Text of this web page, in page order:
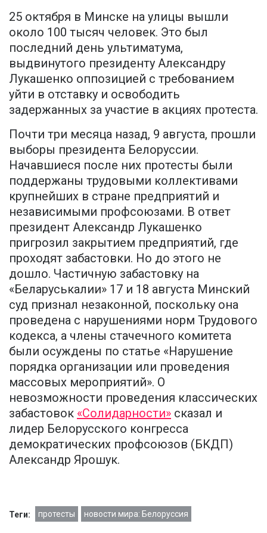
25 октября в Минске на улицы вышли
около 100 тысяч человек. Это был
последний день ультиматума,
выдвинутого президенту Александру
Лукашенко оппозицией с требованием
уйти в отставку и освободить
задержанных за участие в акциях протеста.
Почти три месяца назад, 9 августа, прошли
выборы президента Белоруссии.
Начавшиеся после них протесты были
поддержаны трудовыми коллективами
крупнейших в стране предприятий и
независимыми профсоюзами. В ответ
президент Александр Лукашенко
пригрозил закрытием предприятий, где
проходят забастовки. Но до этого не
дошло. Частичную забастовку на
«Беларуськалии» 17 и 18 августа Минский
суд признал незаконной, поскольку она
проведена с нарушениями норм Трудового
кодекса, а члены стачечного комитета
были осуждены по статье «Нарушение
порядка организации или проведения
массовых мероприятий». О
невозможности проведения классических
забастовок «Солидарности» сказал и
лидер Белорусского конгресса
демократических профсоюзов (БКДП)
Александр Ярошук.
Теги: протесты новости мира: Белоруссия